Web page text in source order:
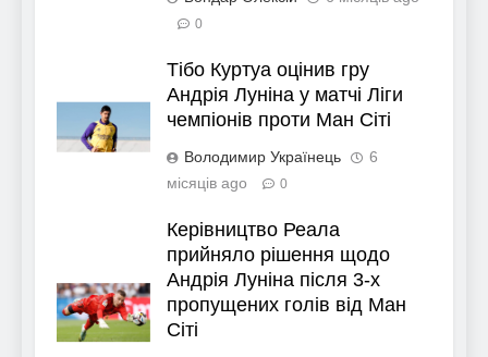
0
Тібо Куртуа оцінив гру
Андрія Луніна у матчі Ліги
чемпіонів проти Ман Сіті
Володимир Українець
6
місяців ago
0
Керівництво Реала
прийняло рішення щодо
Андрія Луніна після 3-х
пропущених голів від Ман
Сіті